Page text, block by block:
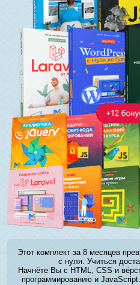
Этот комплект за 8 месяцев
с нуля. Учиться
Начнёте Вы с HTML, CSS и
программированию и